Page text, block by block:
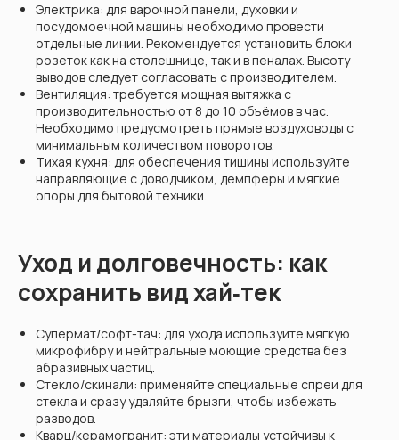
Электрика: для варочной панели, духовки и
посудомоечной машины необходимо провести
отдельные линии. Рекомендуется установить блоки
розеток как на столешнице, так и в пеналах. Высоту
выводов следует согласовать с производителем.
Вентиляция: требуется мощная вытяжка с
производительностью от 8 до 10 объёмов в час.
Необходимо предусмотреть прямые воздуховоды с
минимальным количеством поворотов.
Тихая кухня: для обеспечения тишины используйте
направляющие с доводчиком, демпферы и мягкие
опоры для бытовой техники.
Уход и долговечность: как
сохранить вид хай‑тек
Супермат/софт-тач: для ухода используйте мягкую
микрофибру и нейтральные моющие средства без
абразивных частиц.
Стекло/скинали: применяйте специальные спреи для
стекла и сразу удаляйте брызги, чтобы избежать
разводов.
Кварц/керамогранит: эти материалы устойчивы к